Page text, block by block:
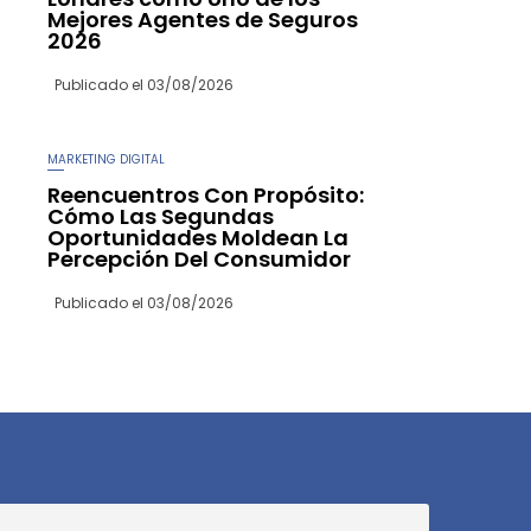
Mejores Agentes de Seguros
2026
Publicado el 03/08/2026
MARKETING DIGITAL
Reencuentros Con Propósito:
Cómo Las Segundas
Oportunidades Moldean La
Percepción Del Consumidor
Publicado el 03/08/2026